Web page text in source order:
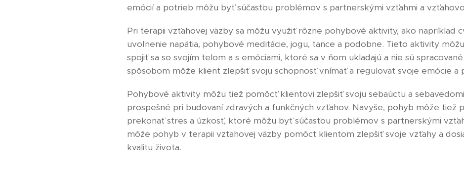
emócií a potrieb môžu byť súčasťou problémov s partnerskými vzťahmi a
Pri terapii vzťahovej väzby sa môžu využiť rôzne pohybové aktivity, ako napríklad
uvoľnenie napätia, pohybové meditácie, jogu, tance a podobne. Tieto aktivity
spojiť sa so svojím telom a s emóciami, ktoré sa v ňom ukladajú a nie sú
spôsobom môže klient zlepšiť svoju schopnosť vnímať a regulovať svoje emócie a
Pohybové aktivity môžu tiež pomôcť klientovi zlepšiť svoju sebaúctu a
prospešné pri budovaní zdravých a funkčných vzťahov. Navyše, pohyb môže tiež
prekonať stres a úzkosť, ktoré môžu byť súčasťou problémov s partnerskými
môže pohyb v terapii vzťahovej väzby pomôcť klientom zlepšiť svoje vzťahy a
kvalitu života.